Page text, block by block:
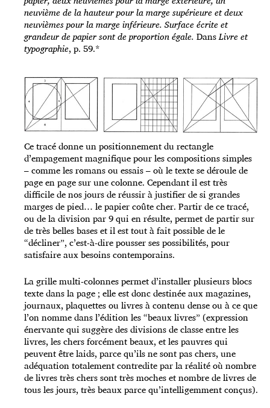
neuvième de la hauteur pour la marge supérieure et deux
neuvièmes pour la marge inférieure. Surface écrite et
grandeur de papier sont de proportion égale. DansLivre et
typographie, p. 59.*
Ce tracé donne un positionnement du rectangle
d’empagement magnifique pour les compositions simples
– comme les romans ou essais – où le texte se déroule de
page en page sur une colonne. Cependant il est très
difficile de nos jours de réussir à justifier de si grandes
marges de pied… le papier coûte cher. Partir de ce tracé,
ou de la division par 9 qui en résulte, permet de partir sur
de très belles bases et il est tout à fait possible de le
“décliner”, c’est-à-dire pousser ses possibilités, pour
satisfaire aux besoins contemporains.
La grille multi-colonnes permet d’installer plusieurs blocs
texte dans la page ; elle est donc destinée aux magazines,
journaux, plaquettes ou livres à contenu dense ou à ce que
l’on nomme dans l’édition les “beaux livres” (expression
énervante qui suggère des divisions de classe entre les
livres, les chers forcément beaux, et les pauvres qui
peuvent être laids, parce qu’ils ne sont pas chers, une
adéquation totalement contredite par la réalité où nombre
de livres très chers sont très moches et nombre de livres de
tous les jours, très beaux parce qu’intelligemment conçus).